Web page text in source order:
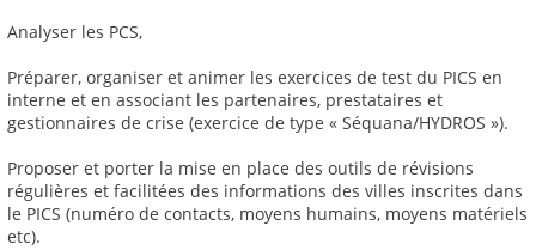
Analyser les PCS,
Préparer, organiser et animer les exercices de test du PICS en
interne et en associant les partenaires, prestataires et
gestionnaires de crise (exercice de type « Séquana/HYDROS »).
Proposer et porter la mise en place des outils de révisions
régulières et facilitées des informations des villes inscrites dans
le PICS (numéro de contacts, moyens humains, moyens matériels
etc).